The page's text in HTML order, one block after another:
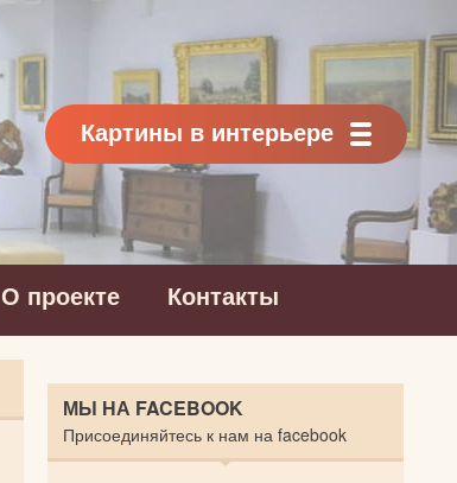
Картины в интерьере
О проекте Контакты
МЫ НА FACEBOOK
Присоединяйтесь к нам на facebook